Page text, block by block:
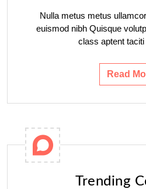
Nulla metus metus
euismod nibh Quisque
class aptent
Read
Trending